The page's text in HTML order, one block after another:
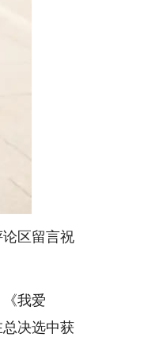
区留言祝
我爱
决选中获